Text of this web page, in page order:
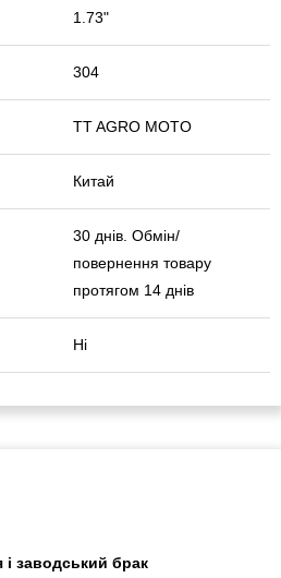
1.73"
304
TT AGRO MOTO
Китай
30 днів. Обмін/
повернення товару
протягом 14 днів
Ні
і заводський брак